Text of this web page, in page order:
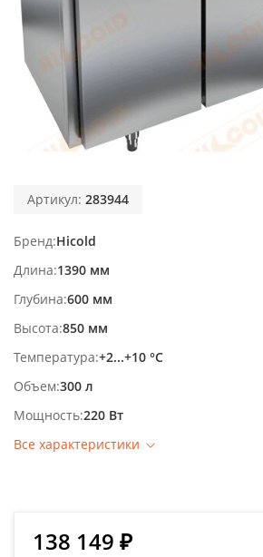
Артикул: 283944
Бренд Hicold
Длина 1390 мм
Глубина 600 мм
Высота 850 мм
Температура +2...+10 °С
Объем 300 л
Мощность 220 Вт
Все характеристики
138 149 ₽